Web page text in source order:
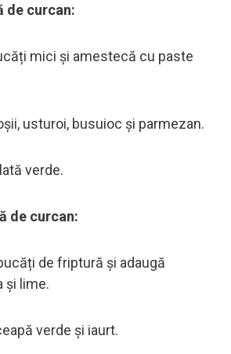
de curcan:
mici și amestecă cu paste
usturoi, busuioc și parmezan.
verde.
de curcan:
de friptură și adaugă
și lime.
verde și iaurt.